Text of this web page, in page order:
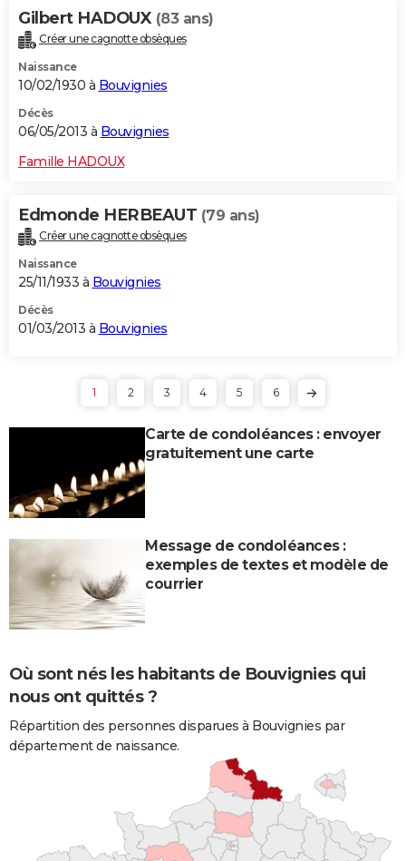
Gilbert HADOUX (83 ans)
Créer une cagnotte obsèques
Naissance
10/02/1930 à Bouvignies
Décès
06/05/2013 à Bouvignies
Famille HADOUX
Edmonde HERBEAUT (79 ans)
Créer une cagnotte obsèques
Naissance
25/11/1933 à Bouvignies
Décès
01/03/2013 à Bouvignies
1 2 3 4 5 6
Carte de condoléances : envoyer
gratuitement une carte
Message de condoléances :
exemples de textes et modèle de
courrier
Où sont nés les habitants de Bouvignies qui
nous ont quittés ?
Répartition des personnes disparues à Bouvignies par
département de naissance.